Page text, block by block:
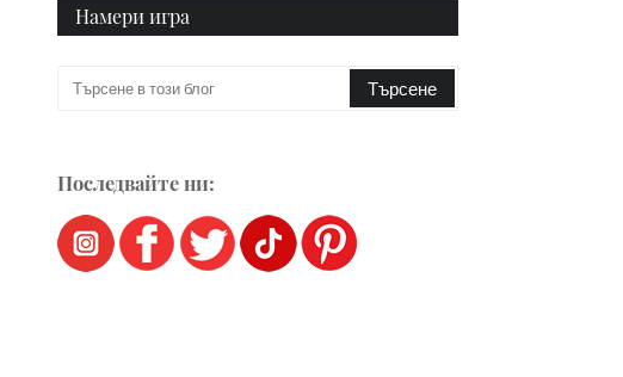
Намери игра
Последвайте ни: